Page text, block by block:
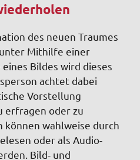
des neuen Traumes
Mithilfe einer
Bildes wird dieses
achtet dabei
Vorstellung
erfragen oder zu
wahlweise durch
oder als Audio-
Bild- und